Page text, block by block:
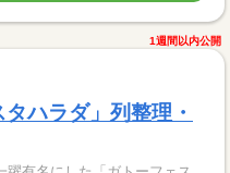
1週間以内公開
ハラダ」列整理・